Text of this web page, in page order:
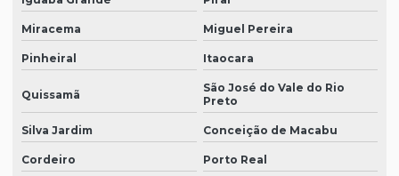
Miracema Miguel Pereira
Pinheiral Itaocara
Quissamã
São José do Vale do Rio
Preto
Silva Jardim Conceição de Macabu
Cordeiro Porto Real